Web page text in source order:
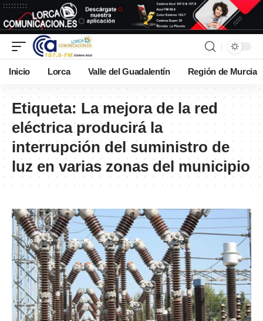
Inicio Lorca Valle del Guadalentín Región de Murcia
Etiqueta: La mejora de la red
eléctrica producirá la
interrupción del suministro de
luz en varias zonas del municipio